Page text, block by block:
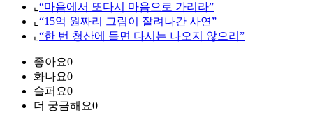
⌞ “마음에서 또다시 마음으로 가리라”
⌞ “15억 원짜리 그림이 잘려나간 사연”
⌞ “한 번 청산에 들면 다시는 나오지 않으리”
좋아요0
화나요0
슬퍼요0
더 궁금해요0